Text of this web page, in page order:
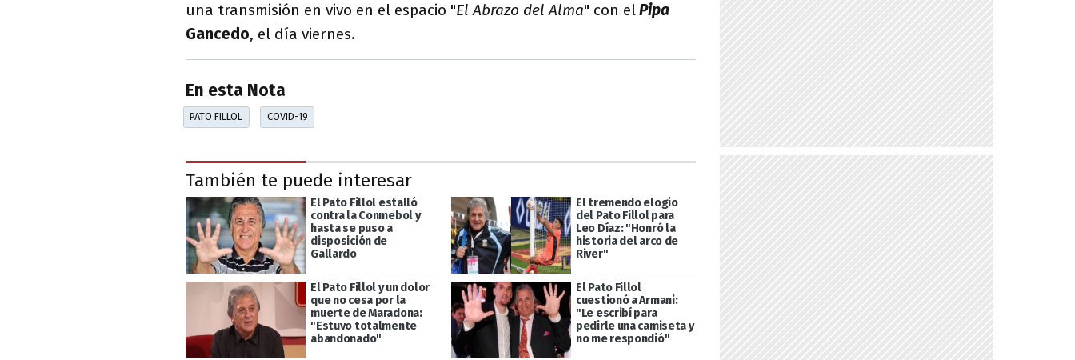
una transmisión en vivo en el espacio "El Abrazo del Alma" con elPipa
Gancedo, el día viernes.
En esta Nota
PATO FILLOL COVID-19
También te puede interesar
El Pato Fillol estalló
contra la Conmebol y
hasta se puso a
disposición de
Gallardo
El tremendo elogio
del Pato Fillol para
Leo Díaz: "Honró la
historia del arco de
River"
El Pato Fillol y un dolor
que no cesa por la
muerte de Maradona:
"Estuvo totalmente
abandonado"
El Pato Fillol
cuestionó a Armani:
"Le escribí para
pedirle una camiseta y
no me respondió"